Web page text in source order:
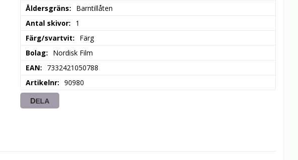
Åldersgräns
Barntillåten
Antal skivor
1
Färg/svartvit
Färg
Bolag
Nordisk Film
EAN
7332421050788
Artikelnr
90980
DELA